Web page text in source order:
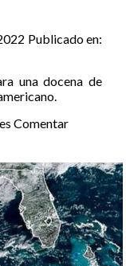
Publicado en:
una docena de
Comentar